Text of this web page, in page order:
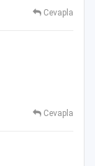
Cevapla
Cevapla